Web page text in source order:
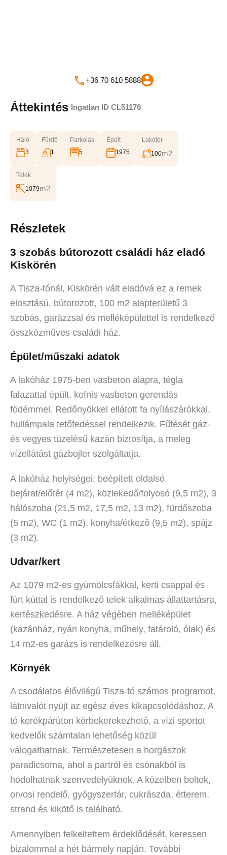
+36 70 610 5888
Áttekintés Ingatlan ID CL51176
Háló
3
Fürdő
1
Parkolás
5
Épült
1975
Lakótér
100m2
Telek
1079m2
Részletek
3 szobás bútorozott családi ház eladó
Kiskörén
A Tisza-tónál, Kiskörén vált eladóvá ez a remek
elosztású, bútorozott, 100 m2 alapterületű 3
szobás, garázzsal és melléképülettel is rendelkező
összközműves családi ház.
Épület/műszaki adatok
A lakóház 1975-ben vasbeton alapra, tégla
falazattal épült, kefnis vasbeton gerendás
födémmel. Redőnyökkel ellátott fa nyílászárókkal,
hullámpala tetőfedéssel rendelkezik. Fűtését gáz-
és vegyes tüzelésű kazán biztosítja, a meleg
vízellátást gázbojler szolgáltatja.
A lakóház helyiségei: beépített oldalsó
bejárat/előtér (4 m2), közlekedő/folyosó (9,5 m2), 3
hálószoba (21,5 m2, 17,5 m2, 13 m2), fürdőszoba
(5 m2), WC (1 m2), konyha/étkező (9,5 m2), spájz
(3 m2).
Udvar/kert
Az 1079 m2-es gyümölcsfákkal, kerti csappal és
fúrt kúttal is rendelkező telek alkalmas állattartásra,
kertészkedésre. A ház végében melléképület
(kazánház, nyári konyha, műhely, fatároló, ólak) és
14 m2-es garázs is rendelkezésre áll.
Környék
A csodálatos élővilágú Tisza-tó számos programot,
látnivalót nyújt az egész éves kikapcsolódáshoz. A
tó kerékpárúton körbekerekezhető, a vízi sportot
kedvelők számtalan lehetőség közül
válogathatnak. Természetesen a horgászok
paradicsoma, ahol a partról és csónakból is
hódolhatnak szenvedélyüknek. A közelben boltok,
orvosi rendelő, gyógyszertár, cukrászda, étterem,
strand és kikötő is található.
Amennyiben felkeltettem érdeklődését, keressen
bizalommal a hét bármely napján. További